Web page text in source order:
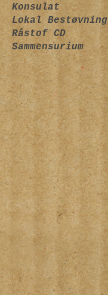
Konsulat
Lokal Bestøvning
Råstof CD
Sammensurium